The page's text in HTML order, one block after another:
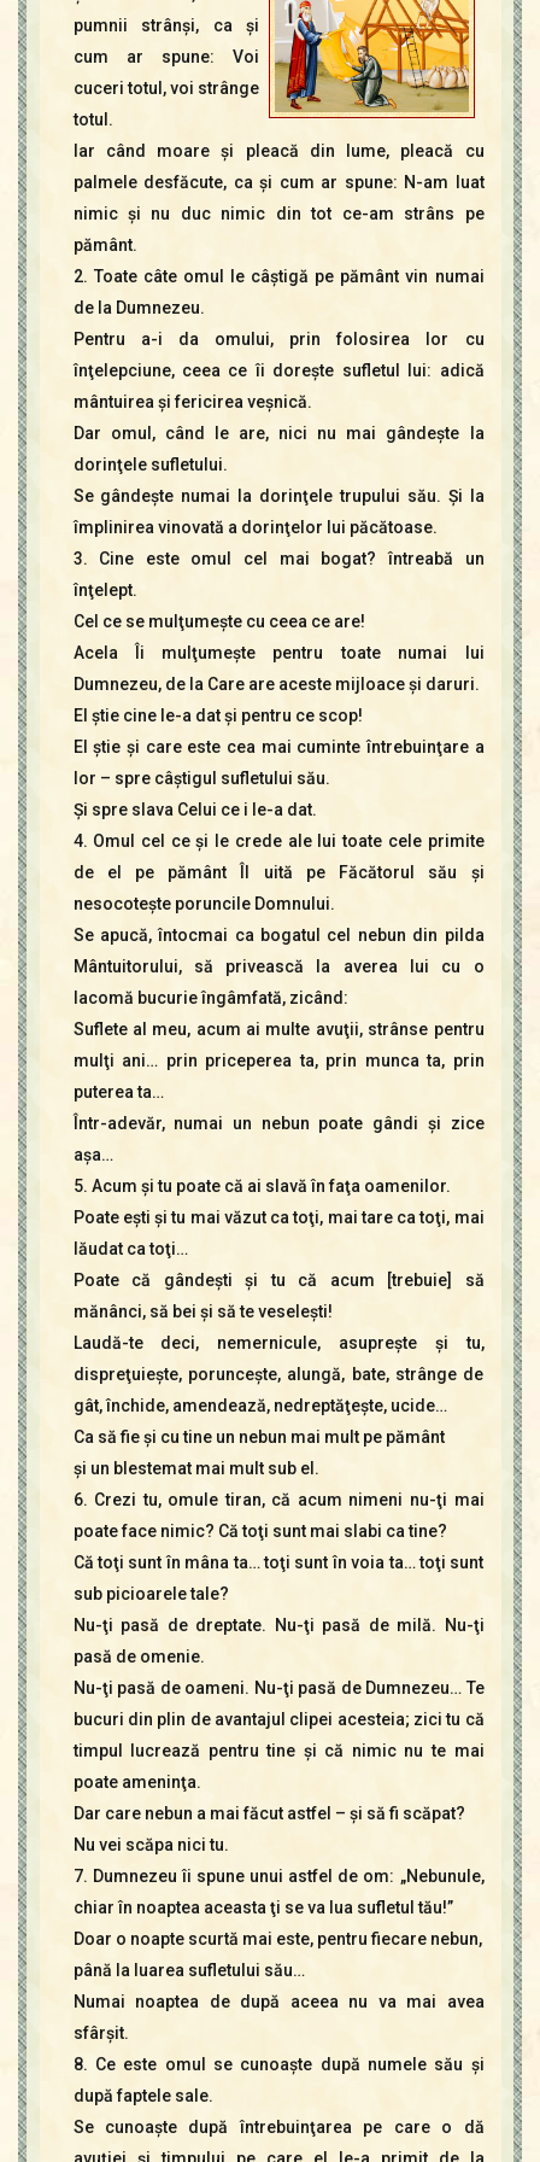
Icoane
Mărgăritare
Calendar
Repere
Contact
pumnii strânşi, ca şi
cum ar spune: Voi
cuceri totul, voi strânge
totul.
Iar când moare şi pleacă din lume, pleacă cu
palmele desfăcute, ca şi cum ar spune: N-am luat
nimic şi nu duc nimic din tot ce-am strâns pe
pământ.
2. Toate câte omul le câştigă pe pământ vin numai
de la Dumnezeu.
Pentru a-i da omului, prin folosirea lor cu
înţelepciune, ceea ce îi doreşte sufletul lui: adică
mântuirea şi fericirea veşnică.
Dar omul, când le are, nici nu mai gândeşte la
dorinţele sufletului.
Se gândeşte numai la dorinţele trupului său. Şi la
împlinirea vinovată a dorinţelor lui păcătoase.
3. Cine este omul cel mai bogat? întreabă un
înţelept.
Cel ce se mulţumeşte cu ceea ce are!
Acela Îi mulţumeşte pentru toate numai lui
Dumnezeu, de la Care are aceste mijloace şi daruri.
El ştie cine le-a dat şi pentru ce scop!
El ştie şi care este cea mai cuminte întrebuinţare a
lor – spre câştigul sufletului său.
Şi spre slava Celui ce i le-a dat.
4. Omul cel ce şi le crede ale lui toate cele primite
de el pe pământ Îl uită pe Făcătorul său şi
nesocoteşte poruncile Domnului.
Se apucă, întocmai ca bogatul cel nebun din pilda
Mântuitorului, să privească la averea lui cu o
lacomă bucurie îngâmfată, zicând:
Suflete al meu, acum ai multe avuţii, strânse pentru
mulţi ani… prin priceperea ta, prin munca ta, prin
puterea ta…
Într-adevăr, numai un nebun poate gândi şi zice
aşa…
5. Acum şi tu poate că ai slavă în faţa oamenilor.
Poate eşti şi tu mai văzut ca toţi, mai tare ca toţi, mai
lăudat ca toţi…
Poate că gândeşti şi tu că acum [trebuie] să
mănânci, să bei şi să te veseleşti!
Laudă-te deci, nemernicule, asupreşte şi tu,
dispreţuieşte, porunceşte, alungă, bate, strânge de
gât, închide, amendează, nedreptăţeşte, ucide…
Ca să fie şi cu tine un nebun mai mult pe pământ
şi un blestemat mai mult sub el.
6. Crezi tu, omule tiran, că acum nimeni nu-ţi mai
poate face nimic? Că toţi sunt mai slabi ca tine?
Că toţi sunt în mâna ta… toţi sunt în voia ta… toţi sunt
sub picioarele tale?
Nu-ţi pasă de dreptate. Nu-ţi pasă de milă. Nu-ţi
pasă de omenie.
Nu-ţi pasă de oameni. Nu-ţi pasă de Dumnezeu… Te
bucuri din plin de avantajul clipei acesteia; zici tu că
timpul lucrează pentru tine şi că nimic nu te mai
poate ameninţa.
Dar care nebun a mai făcut astfel – şi să fi scăpat?
Nu vei scăpa nici tu.
7. Dumnezeu îi spune unui astfel de om: „Nebunule,
chiar în noaptea aceasta ţi se va lua sufletul tău!”
Doar o noapte scurtă mai este, pentru fiecare nebun,
până la luarea sufletului său…
Numai noaptea de după aceea nu va mai avea
sfârşit.
8. Ce este omul se cunoaşte după numele său şi
după faptele sale.
Se cunoaşte după întrebuinţarea pe care o dă
avuţiei şi timpului pe care el le-a primit de la